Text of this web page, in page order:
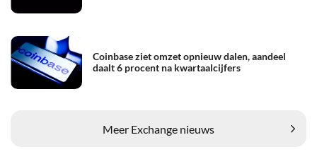
Coinbase ziet omzet opnieuw dalen, aandeel
daalt 6 procent na kwartaalcijfers
Meer Exchange nieuws